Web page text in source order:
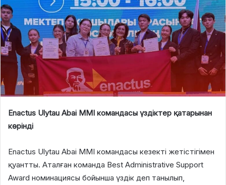
Enactus Ulytau Abai MMI командасы үздіктер қатарынан
көрінді
Enactus Ulytau Abai MMI командасы кезекті жетістігімен
қуантты. Аталған команда Best Administrative Support
Award номинациясы бойынша үздік деп танылып,